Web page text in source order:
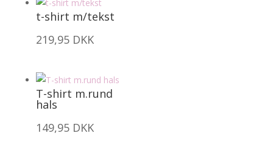
t-shirt m/tekst
219,95 DKK
T-shirt m.rund
hals
149,95 DKK